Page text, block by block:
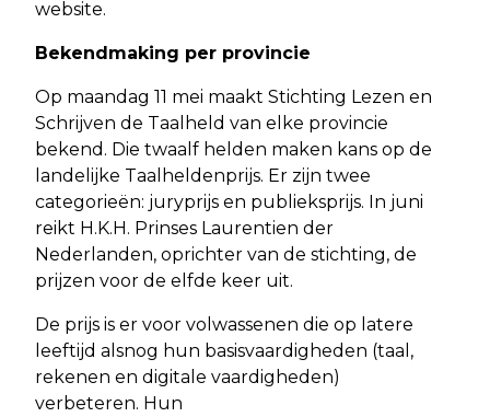
website.
Bekendmaking per provincie
Op maandag 11 mei maakt Stichting Lezen en
Schrijven de Taalheld van elke provincie
bekend. Die twaalf helden maken kans op de
landelijke Taalheldenprijs. Er zijn twee
categorieën: juryprijs en publieksprijs. In juni
reikt H.K.H. Prinses Laurentien der
Nederlanden, oprichter van de stichting, de
prijzen voor de elfde keer uit.
De prijs is er voor volwassenen die op latere
leeftijd alsnog hun basisvaardigheden (taal,
rekenen en digitale vaardigheden)
verbeteren. Hun